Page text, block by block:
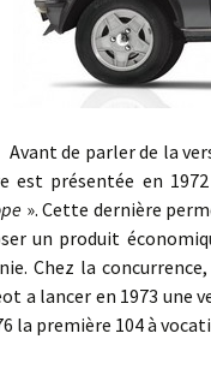
de parler de la
est présentée en
». Cette dernière
un produit
Chez la
a lancer en 1973 une
la première 104 à